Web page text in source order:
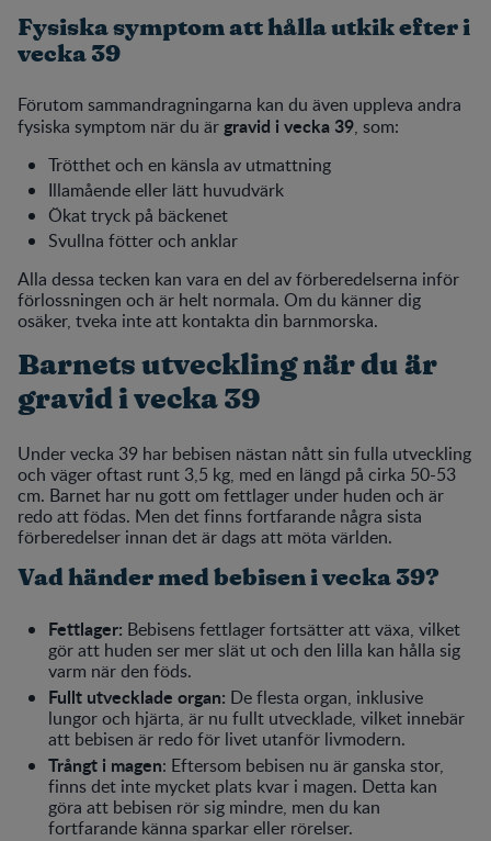
Fysiska symptom att hålla utkik efter i
vecka 39
Förutom sammandragningarna kan du även uppleva andra
fysiska symptom när du ärgravid i vecka 39, som:
Trötthet och en känsla av utmattning
Illamående eller lätt huvudvärk
Ökat tryck på bäckenet
Svullna fötter och anklar
Alla dessa tecken kan vara en del av förberedelserna inför
förlossningen och är helt normala. Om du känner dig
osäker, tveka inte att kontakta din barnmorska.
Barnets utveckling när du är
gravid i vecka 39
Under vecka 39 har bebisen nästan nått sin fulla utveckling
och väger oftast runt 3,5 kg, med en längd på cirka 50-53
cm. Barnet har nu gott om fettlager under huden och är
redo att födas. Men det finns fortfarande några sista
förberedelser innan det är dags att möta världen.
Vad händer med bebisen i vecka 39?
Fettlager: Bebisens fettlager fortsätter att växa, vilket
gör att huden ser mer slät ut och den lilla kan hålla sig
varm när den föds.
Fullt utvecklade organ: De flesta organ, inklusive
lungor och hjärta, är nu fullt utvecklade, vilket innebär
att bebisen är redo för livet utanför livmodern.
Trångt i magen: Eftersom bebisen nu är ganska stor,
finns det inte mycket plats kvar i magen. Detta kan
göra att bebisen rör sig mindre, men du kan
fortfarande känna sparkar eller rörelser.